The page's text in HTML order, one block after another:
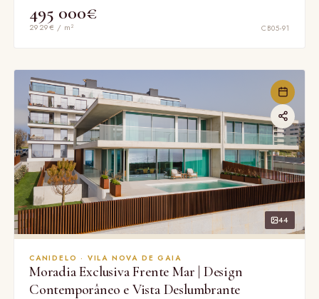
495 000€
2929€ / m² CB05-91
44
CANIDELO · VILA NOVA DE GAIA
Moradia Exclusiva Frente Mar | Design
Contemporâneo e Vista Deslumbrante